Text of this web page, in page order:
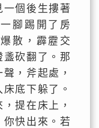
個後生摟著
腳踢開了房
散，霹靂交
砍翻了。那
，斧起處，
底下躲了。
提在床上，
快出來。若